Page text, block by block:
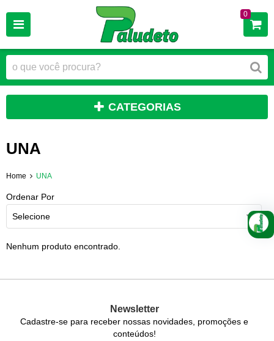
0
CATEGORIAS
UNA
Home UNA
Ordenar Por
Selecione
Nenhum produto encontrado.
Newsletter
Cadastre-se para receber nossas novidades, promoções e
conteúdos!